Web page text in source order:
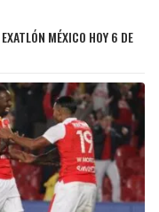
MÉXICO HOY 6 DE